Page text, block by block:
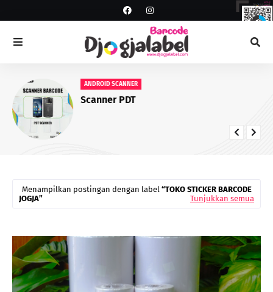
ANDROID SCANNER
Scanner PDT
Menampilkan postingan dengan label TOKO STICKER BARCODE
JOGJA
Tunjukkan semua